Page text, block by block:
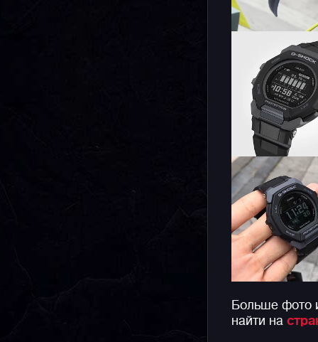
Больше фото
найти на